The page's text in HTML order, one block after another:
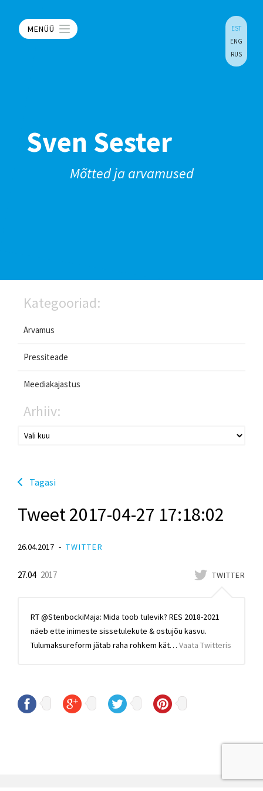
MENÜÜ
EST
ENG
RUS
Sven Sester
Mõtted ja arvamused
Kategooriad:
Arvamus
Pressiteade
Meediakajastus
Arhiiv:
Tagasi
Tweet 2017-04-27 17:18:02
26.04.2017 TWITTER
TWITTER
27.04 2017
RT @StenbockiMaja: Mida toob tulevik? RES 2018-2021
näeb ette inimeste sissetulekute & ostujõu kasvu.
Tulumaksureform jätab raha rohkem kät… Vaata Twitteris